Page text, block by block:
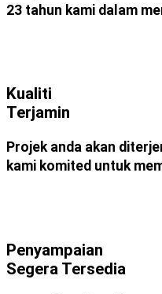
23 tahun kami dalam
Kualiti
Terjamin
Projek anda akan
kami komited untuk
Penyampaian
Segera Tersedia